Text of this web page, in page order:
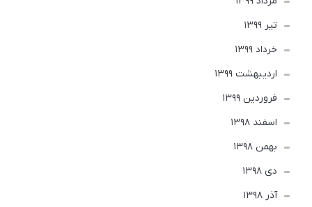
تير 1399
خرداد 1399
ارديبهشت 1399
فروردین 1399
اسفند 1398
بهمن 1398
دی 1398
آذر 1398